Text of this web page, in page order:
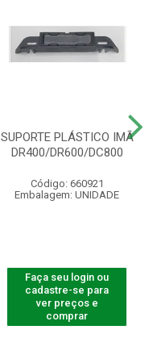
SUPORTE PLÁSTICO IMÃ
DR400/DR600/DC800
Código: 660921
Embalagem: UNIDADE
Faça seu login ou
cadastre-se para
ver preços e
comprar